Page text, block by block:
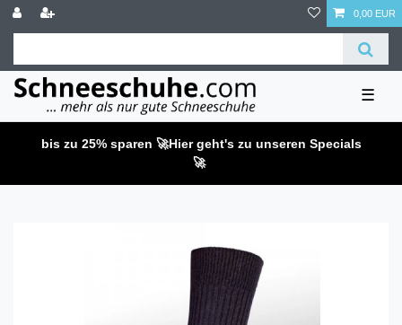
0,00 EUR
☰
bis zu 25% sparen 🚀Hier geht's zu unseren Specials
🚀